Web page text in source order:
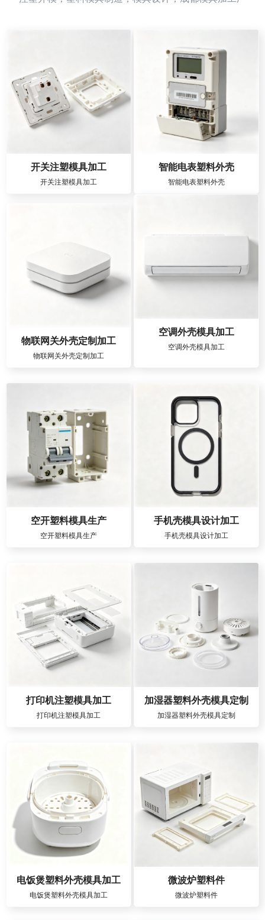
开关注塑模具加工
开关注塑模具加工
智能电表塑料外壳
智能电表塑料外壳
物联网关外壳定制加工
物联网关外壳定制加工
空调外壳模具加工
空调外壳模具加工
空开塑料模具生产
空开塑料模具生产
手机壳模具设计加工
手机壳模具设计加工
打印机注塑模具加工
打印机注塑模具加工
加湿器塑料外壳模具定制
加湿器塑料外壳模具定制
电饭煲塑料外壳模具加工
电饭煲塑料外壳模具加工
微波炉塑料件
微波炉塑料件